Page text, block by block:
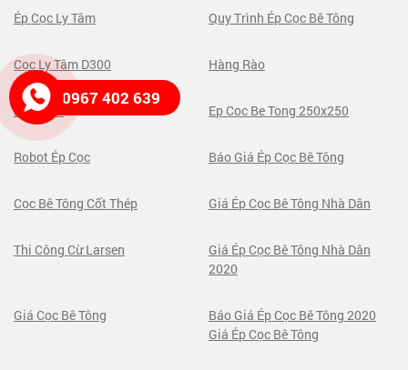
Ép Cọc Ly Tâm Quy Trình Ép Cọc Bê Tông
Cọc Ly Tâm D300 Hàng Rào
250x250 Ep Coc Be Tong 250x250
Robot Ép Cọc Báo Giá Ép Cọc Bê Tông
Cọc Bê Tông Cốt Thép Giá Ép Cọc Bê Tông Nhà Dân
Thi Công Cừ Larsen
Giá Ép Cọc Bê Tông Nhà Dân
2020
Giá Cọc Bê Tông
Báo Giá Ép Cọc Bê Tông 2020
Giá Ép Cọc Bê Tông
0967 402 639